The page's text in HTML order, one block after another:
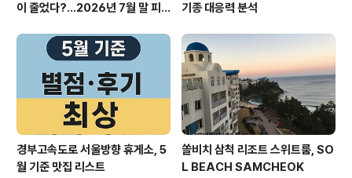
이 줄었다?…2026년 7월 말 피
기종 대응력 분석
경부고속도로 서울방향 휴게소, 5
월 기준 맛집 리스트
쏠비치 삼척 리조트 스위트룸, SO
L BEACH SAMCHEOK